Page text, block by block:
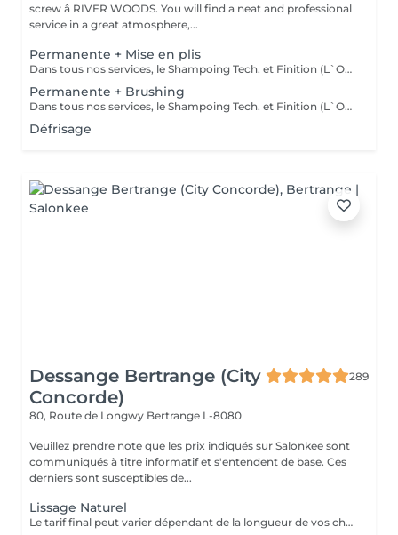
screw â RIVER WOODS. You will find a neat and professional
service in a great atmosphere,...
Permanente + Mise en plis
Dans tous nos services, le Shampoing Tech. et Finition (L`OREAL)sont compris.
Permanente + Brushing
Dans tous nos services, le Shampoing Tech. et Finition (L`OREAL)sont compris.
Défrisage
Dessange Bertrange (City
Concorde)
289
80, Route de Longwy Bertrange L-8080
Veuillez prendre note que les prix indiqués sur Salonkee sont
communiqués à titre informatif et s'entendent de base. Ces
derniers sont susceptibles de...
Lissage Naturel
Le tarif final peut varier dépendant de la longueur de vos cheveux ainsi que des soins et produits utilisés.